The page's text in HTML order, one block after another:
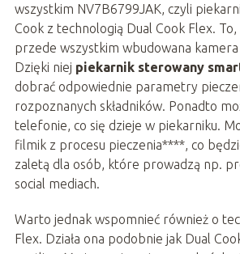
wszystkim NV7B6799JAK, czyli
Cook z technologią Dual Cook Flex.
przede wszystkim wbudowana
Dzięki niej piekarnik sterowany
dobrać odpowiednie parametry
rozpoznanych składników. Ponadto
telefonie, co się dzieje w piekarniku.
filmik z procesu pieczenia****, co
zaletą dla osób, które prowadzą np.
social mediach.
Warto jednak wspomnieć również o
Flex. Działa ona podobnie jak Dual